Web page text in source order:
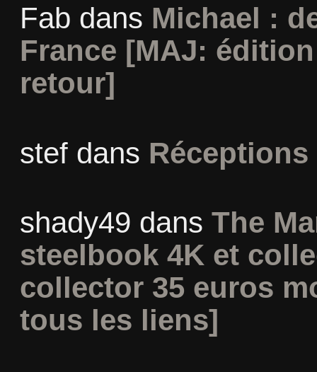
Fab dans Michael :
France [MAJ:
retour]
stefdans
shady49 dans The
steelbook 4K et
collector 35 euros
tous les liens]